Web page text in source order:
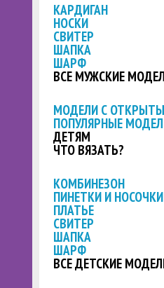
КАРДИГАН
НОСКИ
СВИТЕР
ШАПКА
ШАРФ
ВСЕ МУЖСКИЕ
МОДЕЛИ С
ПОПУЛЯРНЫЕ
ДЕТЯМ
ЧТО ВЯЗАТЬ?
КОМБИНЕЗОН
ПИНЕТКИ И НОСОЧКИ
ПЛАТЬЕ
СВИТЕР
ШАПКА
ШАРФ
ВСЕ ДЕТСКИЕ